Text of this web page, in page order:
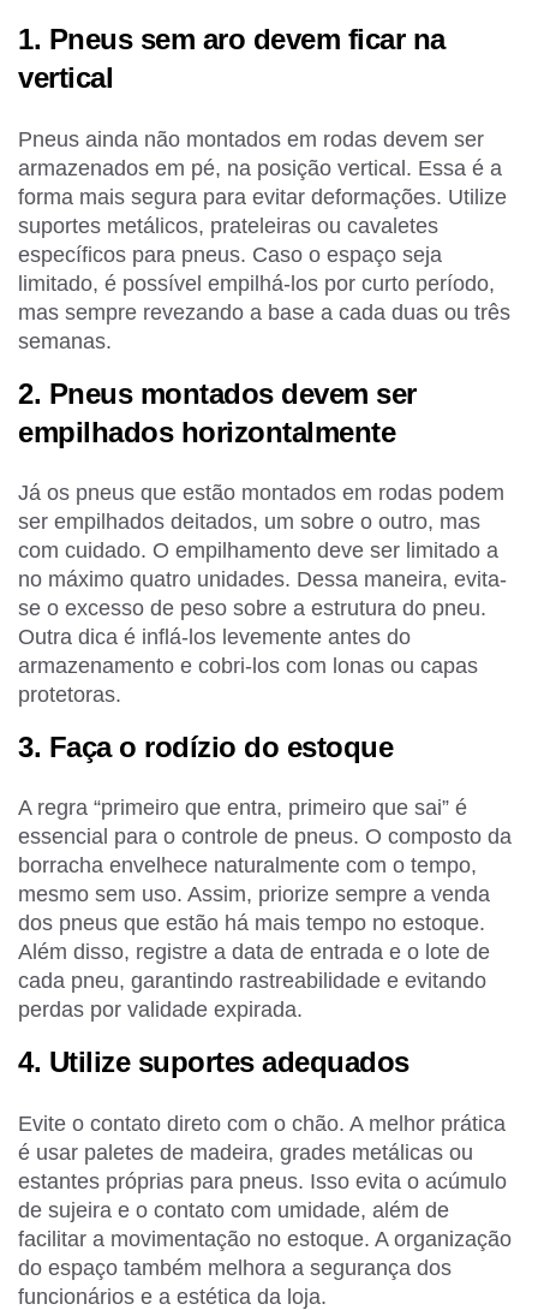
1. Pneus sem aro devem ficar na
vertical
Pneus ainda não montados em rodas devem ser
armazenados em pé, na posição vertical. Essa é a
forma mais segura para evitar deformações. Utilize
suportes metálicos, prateleiras ou cavaletes
específicos para pneus. Caso o espaço seja
limitado, é possível empilhá-los por curto período,
mas sempre revezando a base a cada duas ou três
semanas.
2. Pneus montados devem ser
empilhados horizontalmente
Já os pneus que estão montados em rodas podem
ser empilhados deitados, um sobre o outro, mas
com cuidado. O empilhamento deve ser limitado a
no máximo quatro unidades. Dessa maneira, evita-
se o excesso de peso sobre a estrutura do pneu.
Outra dica é inflá-los levemente antes do
armazenamento e cobri-los com lonas ou capas
protetoras.
3. Faça o rodízio do estoque
A regra “primeiro que entra, primeiro que sai” é
essencial para o controle de pneus. O composto da
borracha envelhece naturalmente com o tempo,
mesmo sem uso. Assim, priorize sempre a venda
dos pneus que estão há mais tempo no estoque.
Além disso, registre a data de entrada e o lote de
cada pneu, garantindo rastreabilidade e evitando
perdas por validade expirada.
4. Utilize suportes adequados
Evite o contato direto com o chão. A melhor prática
é usar paletes de madeira, grades metálicas ou
estantes próprias para pneus. Isso evita o acúmulo
de sujeira e o contato com umidade, além de
facilitar a movimentação no estoque. A organização
do espaço também melhora a segurança dos
funcionários e a estética da loja.